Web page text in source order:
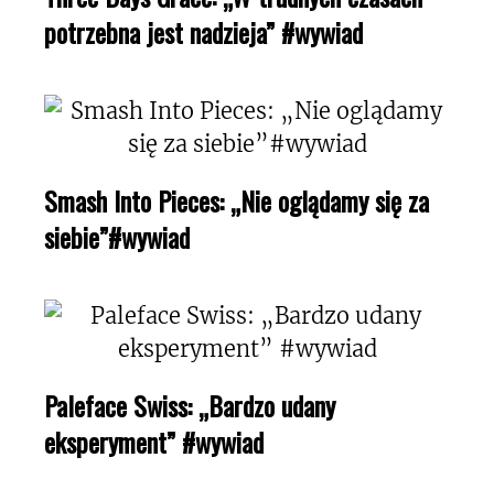
potrzebna jest nadzieja” #wywiad
Smash Into Pieces: „Nie oglądamy się za
siebie”#wywiad
Paleface Swiss: „Bardzo udany
eksperyment” #wywiad